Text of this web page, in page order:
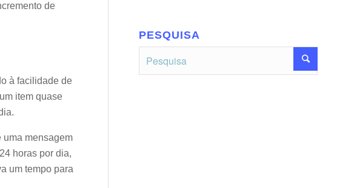
de
à facilidade de
item quase
uma mensagem
horas por dia,
um tempo para
PESQUISA